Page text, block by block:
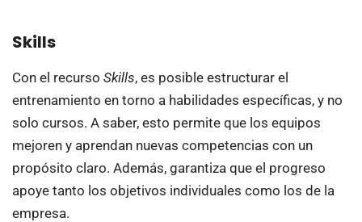
Skills
Con el recurso Skills, es posible estructurar el
entrenamiento en torno a habilidades específicas, y no
solo cursos. A saber, esto permite que los equipos
mejoren y aprendan nuevas competencias con un
propósito claro. Además, garantiza que el progreso
apoye tanto los objetivos individuales como los de la
empresa.